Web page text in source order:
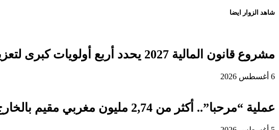
شاهد الزوار ايضا
مشروع قانون المالية 2027 يحدد أربع أولويات كبرى لتعزيز التنمية وتوطيد الدولة الاجتماعية
6 أغسطس 2026
عملية “مرحبا”.. أكثر من 2,74 مليون مغربي مقيم بالخارج دخلوا المملكة إلى غاية 3 غشت